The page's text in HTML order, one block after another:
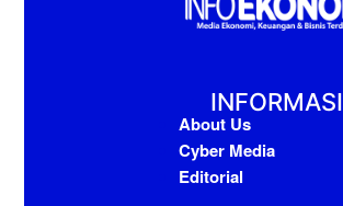
INFORMASI
About Us
Cyber Media
Editorial